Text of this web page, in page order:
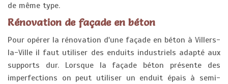
de même type.
Rénovation de façade en béton
Pour opérer la rénovation d'une façade en béton à Villers-
la-Ville il faut utiliser des enduits industriels adapté aux
supports dur. Lorsque la façade béton présente des
imperfections on peut utiliser un enduit épais à semi-